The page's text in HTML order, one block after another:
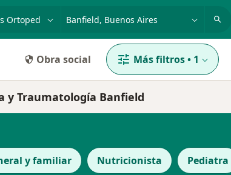
Obra social Más filtros• 1
y Traumatología Banfield
y familiar Nutricionista Pediatra